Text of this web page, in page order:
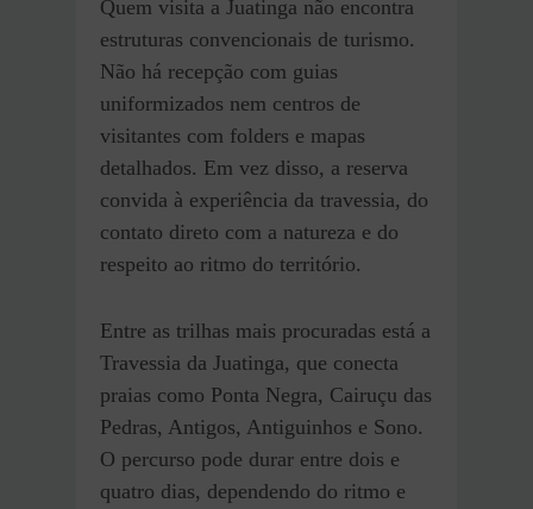
Quem visita a Juatinga não encontra
estruturas convencionais de turismo.
Não há recepção com guias
uniformizados nem centros de
visitantes com folders e mapas
detalhados. Em vez disso, a reserva
convida à experiência da travessia, do
contato direto com a natureza e do
respeito ao ritmo do território.
Entre as trilhas mais procuradas está a
Travessia da Juatinga, que conecta
praias como Ponta Negra, Cairuçu das
Pedras, Antigos, Antiguinhos e Sono.
O percurso pode durar entre dois e
quatro dias, dependendo do ritmo e